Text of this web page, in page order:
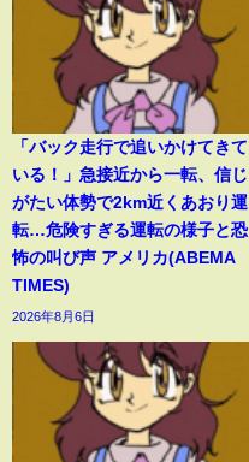
「バック走行で追いかけてきて
いる！」急接近から一転、信じ
がたい体勢で2km近くあおり運
転…危険すぎる運転の様子と恐
怖の叫び声 アメリカ(ABEMA
TIMES)
2026年8月6日